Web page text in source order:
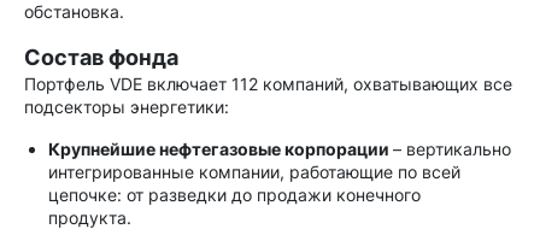
обстановка.
Состав фонда
Портфель VDE включает 112 компаний, охватывающих все
подсекторы энергетики:
Крупнейшие нефтегазовые корпорации – вертикально
интегрированные компании, работающие по всей
цепочке: от разведки до продажи конечного
продукта.